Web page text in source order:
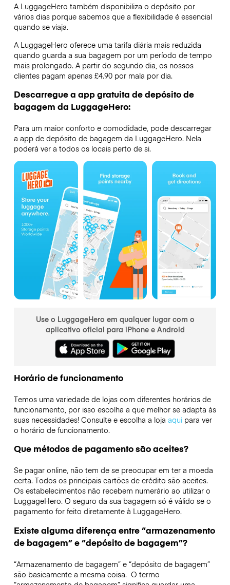
A LuggageHero também disponibiliza o depósito por
vários dias porque sabemos que a flexibilidade é essencial
quando se viaja.
A LuggageHero oferece uma tarifa diária mais reduzida
quando guarda a sua bagagem por um período de tempo
mais prolongado. A partir do segundo dia, os nossos
clientes pagam apenas £4.90 por mala por dia.
Descarregue a app gratuita de depósito de
bagagem da LuggageHero:
Para um maior conforto e comodidade, pode descarregar
a app de depósito de bagagem da LuggageHero. Nela
poderá ver a todos os locais perto de si.
Use o LuggageHero em qualquer lugar com o
aplicativo oficial para iPhone e Android
Horário de funcionamento
Temos uma variedade de lojas com diferentes horários de
funcionamento, por isso escolha a que melhor se adapta às
suas necessidades! Consulte e escolha a loja aquipara ver
o horário de funcionamento.
Que métodos de pagamento são aceites?
Se pagar online, não tem de se preocupar em ter a moeda
certa. Todos os principais cartões de crédito são aceites.
Os estabelecimentos não recebem numerário ao utilizar o
LuggageHero. O seguro da sua bagagem só é válido se o
pagamento for feito diretamente à LuggageHero.
Existe alguma diferença entre “armazenamento
de bagagem” e “depósito de bagagem”?
“Armazenamento de bagagem” e “depósito de bagagem”
são basicamente a mesma coisa. O termo